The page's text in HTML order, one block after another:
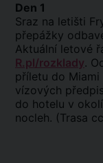
Den 1
Sraz na letišti
přepážky
Aktuální letové
R.pl/rozklady.
příletu do
vízových
do hotelu v
nocleh. (Trasa